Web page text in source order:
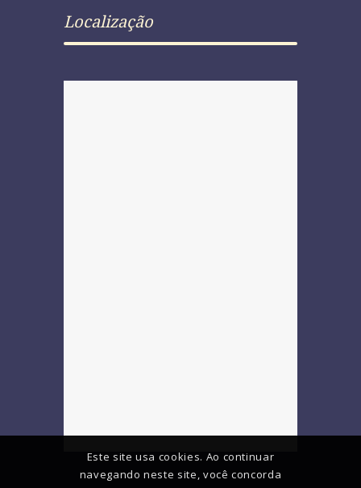
Localização
Este site usa cookies. Ao continuar
navegando neste site, você concorda